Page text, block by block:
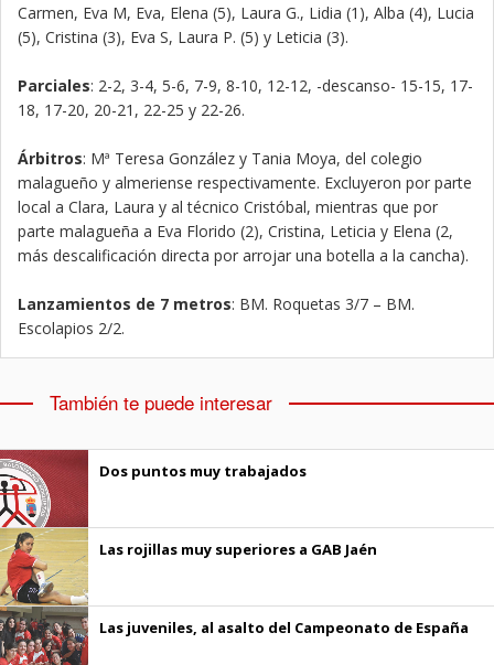
Carmen, Eva M, Eva, Elena (5), Laura G., Lidia (1), Alba (4), Lucia
(5), Cristina (3), Eva S, Laura P. (5) y Leticia (3).
Parciales: 2-2, 3-4, 5-6, 7-9, 8-10, 12-12, -descanso- 15-15, 17-
18, 17-20, 20-21, 22-25 y 22-26.
Árbitros: Mª Teresa González y Tania Moya, del colegio
malagueño y almeriense respectivamente. Excluyeron por parte
local a Clara, Laura y al técnico Cristóbal, mientras que por
parte malagueña a Eva Florido (2), Cristina, Leticia y Elena (2,
más descalificación directa por arrojar una botella a la cancha).
Lanzamientos de 7 metros: BM. Roquetas 3/7 – BM.
Escolapios 2/2.
También te puede interesar
Dos puntos muy trabajados
Las rojillas muy superiores a GAB Jaén
Las juveniles, al asalto del Campeonato de España